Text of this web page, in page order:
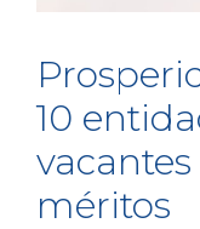
10
méritos